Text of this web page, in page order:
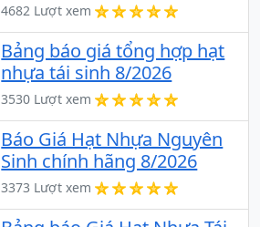
4682 Lượt xem
Bảng báo giá tổng hợp hạt
nhựa tái sinh 8/2026
3530 Lượt xem
Báo Giá Hạt Nhựa Nguyên
Sinh chính hãng 8/2026
3373 Lượt xem